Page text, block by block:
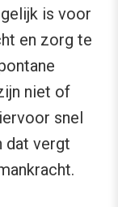
is voor
en zorg te
niet of
snel
dat vergt